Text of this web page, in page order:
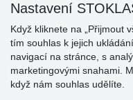
Hodnocení
zákazníků
Nastavení
Když kliknete na „Přijmout
tím souhlas k jejich
navigací na stránce, s
marketingovými snahami.
když nám souhlas udělíte.